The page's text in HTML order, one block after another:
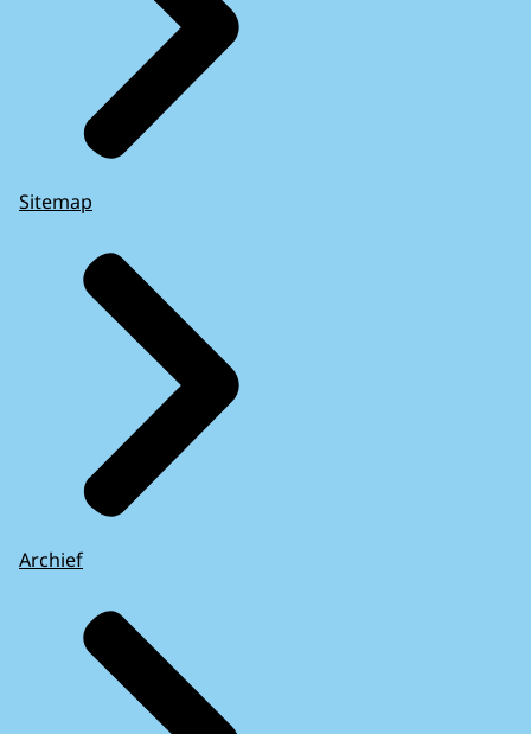
Sitemap
Archief